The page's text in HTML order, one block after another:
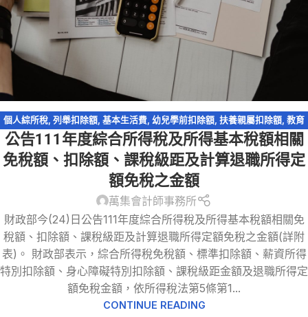
個人綜所稅, 列舉扣除額, 基本生活費, 幼兒學前扣除額, 扶養親屬扣除額, 教育
學費特別扣除額,標準扣除額,稅務法規
公告111年度綜合所得稅及所得基本稅額相關
免稅額、扣除額、課稅級距及計算退職所得定
額免稅之金額
萬集會計師事務所
財政部今(24)日公告111年度綜合所得稅及所得基本稅額相關免
稅額、扣除額、課稅級距及計算退職所得定額免稅之金額(詳附
表)。 財政部表示，綜合所得稅免稅額、標準扣除額、薪資所得
特別扣除額、身心障礙特別扣除額、課稅級距金額及退職所得定
額免稅金額，依所得稅法第5條第1...
CONTINUE READING